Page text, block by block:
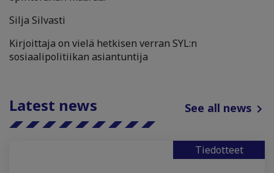
Silja Silvasti
Kirjoittaja on vielä hetkisen verran SYL:n
sosiaalipolitiikan asiantuntija
Latest news See all news
Tiedotteet